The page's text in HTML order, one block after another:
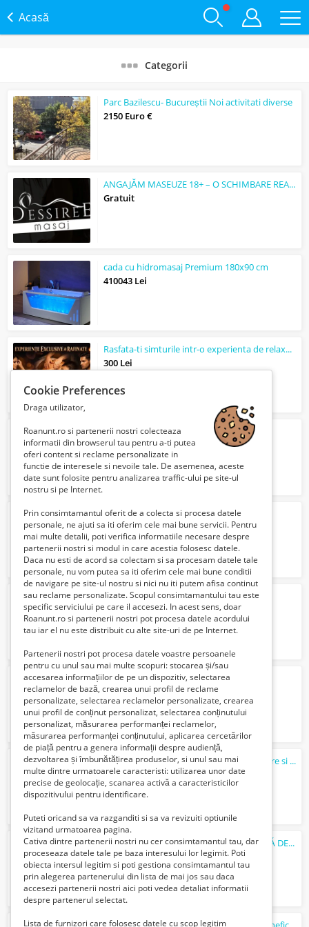
Acasă
Categorii
Parc Bazilescu- Bucureștii Noi activitati diverse
2150 Euro €
ANGAJĂM MASEUZE 18+ – O SCHIMBARE REALĂ, NU DOAR UN JOB
Gratuit
cada cu hidromasaj Premium 180x90 cm
410043 Lei
Rasfata-ti simturile intr-o experienta de relaxare si rafinament
300 Lei
Masajla domiciliul dv.
Verifica cu vanzatorul
Masajtonifiere sau mai mult
100 Lei
SALONMASAJDESSIREE
Verifica cu vanzatorul
Inchiriem Spatiu Comercial-Post de Lucru
900 Lei
Aparat demasajcu vibratii pentru relaxare si
380 Lei
DESSIREEMASAJ– OPORTUNITATE REALĂ DE ANGAJARE 18+
8000 Lei
Cookie Preferences
Draga utilizator,
Roanunt.ro si partenerii nostri colecteaza
informatii din browserul tau pentru a-ti putea
oferi content si reclame personalizate in
functie de interesele si nevoile tale. De asemenea, aceste
date sunt folosite pentru analizarea traffic-ului pe site-ul
nostru si pe Internet.
Prin consimtamantul oferit de a colecta si procesa datele
personale, ne ajuti sa iti oferim cele mai bune servicii. Pentru
mai multe detalii, poti verifica informatiile necesare despre
partenerii nostri si modul in care acestia folosesc datele.
Daca nu esti de acord sa colectam si sa procesam datele tale
personale, nu vom putea sa iti oferim cele mai bune conditii
de navigare pe site-ul nostru si nici nu iti putem afisa continut
sau reclame personalizate. Scopul consimtamantului tau este
specific serviciului pe care il accesezi. In acest sens, doar
Roanunt.ro si partenerii nostri pot procesa datele acordului
tau iar el nu este distribuit cu alte site-uri de pe Internet.
Partenerii nostri pot procesa datele voastre persoanele
pentru cu unul sau mai multe scopuri: stocarea și/sau
accesarea informațiilor de pe un dispozitiv, selectarea
reclamelor de bază, crearea unui profil de reclame
personalizate, selectarea reclamelor personalizate, crearea
unui profil de conținut personalizat, selectarea conținutului
personalizat, măsurarea performanței reclamelor,
măsurarea performanței conținutului, aplicarea cercetărilor
de piață pentru a genera informații despre audiență,
dezvoltarea și îmbunătățirea produselor, si unul sau mai
multe dintre urmatoarele caracteristi: utilizarea unor date
precise de geolocație, scanarea activă a caracteristicilor
dispozitivului pentru identificare.
Puteti oricand sa va razganditi si sa va revizuiti optiunile
vizitand urmatoarea pagina.
Cativa dintre partenerii nostri nu cer consimtamantul tau, dar
proceseaza datele tale pe baza interesului lor legimit. Poti
obiecta intersul legitim si poti gestiona consimtamantul tau
prin alegerea partenerului din lista de mai jos sau daca
accesezi partenerii nostri aici poti vedea detaliat informatii
despre partenerul selectat.
Lista de furnizori care folosesc datele cu scop legitim